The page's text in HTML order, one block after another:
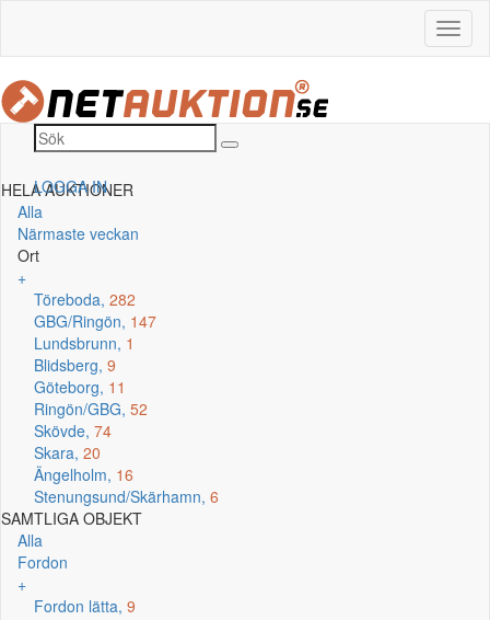
LOGGA IN
HELA AUKTIONER
Alla
Närmaste veckan
Ort
+
Töreboda, 282
GBG/Ringön, 147
Lundsbrunn, 1
Blidsberg, 9
Göteborg, 11
Ringön/GBG, 52
Skövde, 74
Skara, 20
Ängelholm, 16
Stenungsund/Skärhamn, 6
SAMTLIGA OBJEKT
Alla
Fordon
+
Fordon lätta, 9